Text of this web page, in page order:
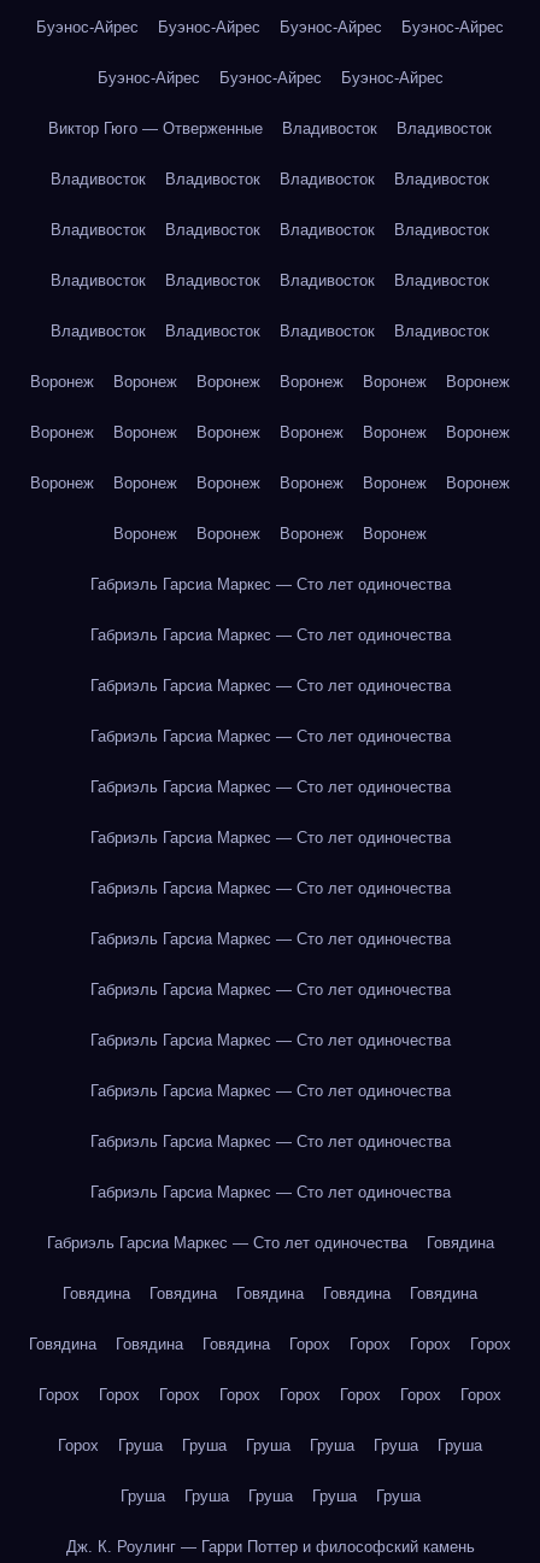
Буэнос-Айрес Буэнос-Айрес Буэнос-Айрес Буэнос-Айрес
Буэнос-Айрес Буэнос-Айрес Буэнос-Айрес
Виктор Гюго — Отверженные Владивосток Владивосток
Владивосток Владивосток Владивосток Владивосток
Владивосток Владивосток Владивосток Владивосток
Владивосток Владивосток Владивосток Владивосток
Владивосток Владивосток Владивосток Владивосток
Воронеж Воронеж Воронеж Воронеж Воронеж Воронеж
Воронеж Воронеж Воронеж Воронеж Воронеж Воронеж
Воронеж Воронеж Воронеж Воронеж Воронеж Воронеж
Воронеж Воронеж Воронеж Воронеж
Габриэль Гарсиа Маркес — Сто лет одиночества
Габриэль Гарсиа Маркес — Сто лет одиночества
Габриэль Гарсиа Маркес — Сто лет одиночества
Габриэль Гарсиа Маркес — Сто лет одиночества
Габриэль Гарсиа Маркес — Сто лет одиночества
Габриэль Гарсиа Маркес — Сто лет одиночества
Габриэль Гарсиа Маркес — Сто лет одиночества
Габриэль Гарсиа Маркес — Сто лет одиночества
Габриэль Гарсиа Маркес — Сто лет одиночества
Габриэль Гарсиа Маркес — Сто лет одиночества
Габриэль Гарсиа Маркес — Сто лет одиночества
Габриэль Гарсиа Маркес — Сто лет одиночества
Габриэль Гарсиа Маркес — Сто лет одиночества
Габриэль Гарсиа Маркес — Сто лет одиночества Говядина
Говядина Говядина Говядина Говядина Говядина
Говядина Говядина Говядина Горох Горох Горох Горох
Горох Горох Горох Горох Горох Горох Горох Горох
Горох Груша Груша Груша Груша Груша Груша
Груша Груша Груша Груша Груша
Дж. К. Роулинг — Гарри Поттер и философский камень